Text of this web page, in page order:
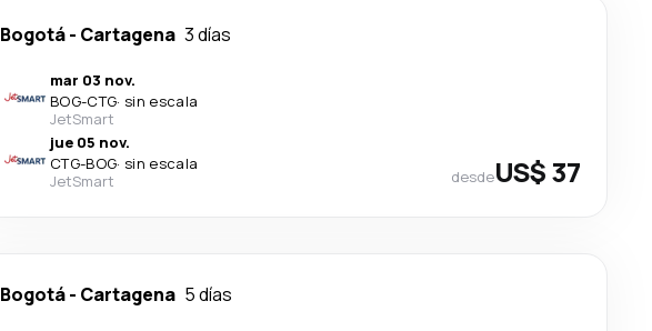
Bogotá- Cartagena 3 días
mar 03 nov.
BOG-CTG· sin escala
JetSmart
jue 05 nov.
CTG-BOG· sin escala
JetSmart
desdeUS$ 37
Bogotá- Cartagena 5 días